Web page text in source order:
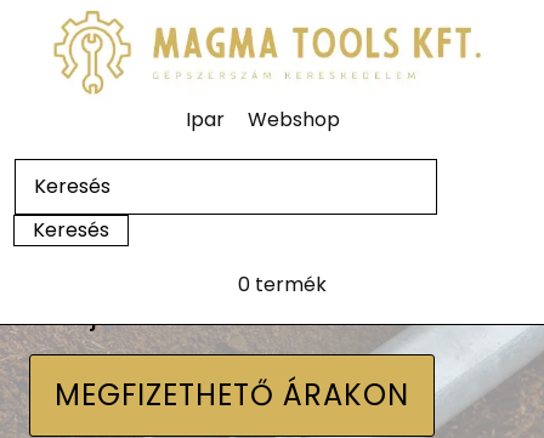
Ipar Webshop
0 termék
MEGFIZETHETŐ ÁRAKON